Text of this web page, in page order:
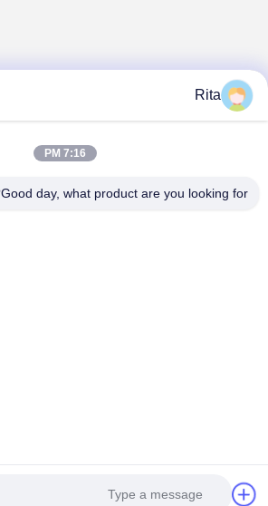
2026 Hunan GCE Technology Co.,Ltd . كل الحقوق محفوظة.
Rita
7:16 PM
Good day, what product are you looking for?